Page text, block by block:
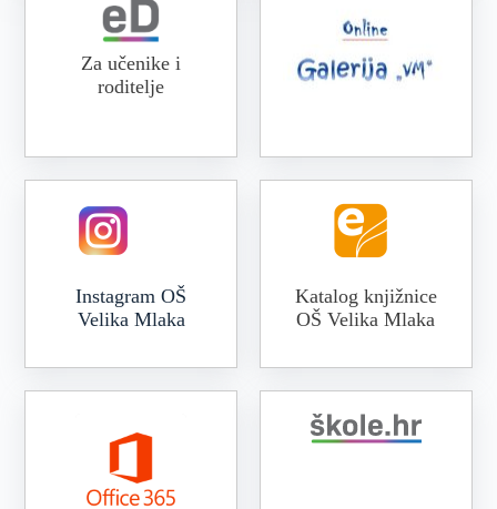
Za učenike i
roditelje
Instagram OŠ
Velika Mlaka
Katalog knjižnice
OŠ Velika Mlaka